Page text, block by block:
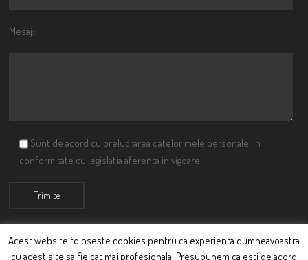
Mesaj:
Sunt de acord cu prelucrarea datelor mele personale, in
conformitate cu legislatia aferenta in vigoare
Acest website foloseste cookies pentru ca experienta dumneavoastra
cu acest site sa fie cat mai profesionala. Presupunem ca esti de acord